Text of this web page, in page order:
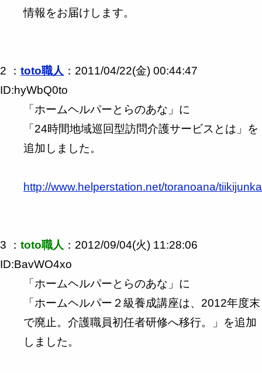
情報をお届けします。
2 ： toto職人 ：2011/04/22(金) 00:44:47
ID:hyWbQ0to
「ホームヘルパーとらのあな」に
「24時間地域巡回型訪問介護サービスとは」を
追加しました。
http://www.helperstation.net/toranoana/
3 ： toto職人 ：2012/09/04(火) 11:28:06
ID:BavWO4xo
「ホームヘルパーとらのあな」に
「ホームヘルパー２級養成講座は、2012年度末
で廃止。介護職員初任者研修へ移行。」を追加
しました。